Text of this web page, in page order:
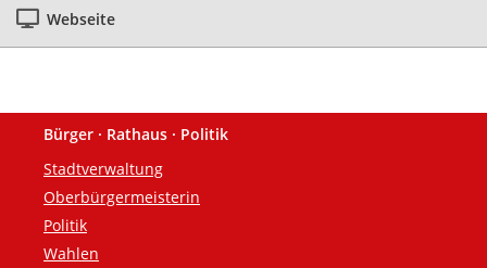
Webseite
Fußzeile
Bürger · Rathaus · Politik
Stadtverwaltung
Oberbürgermeisterin
Politik
Wahlen